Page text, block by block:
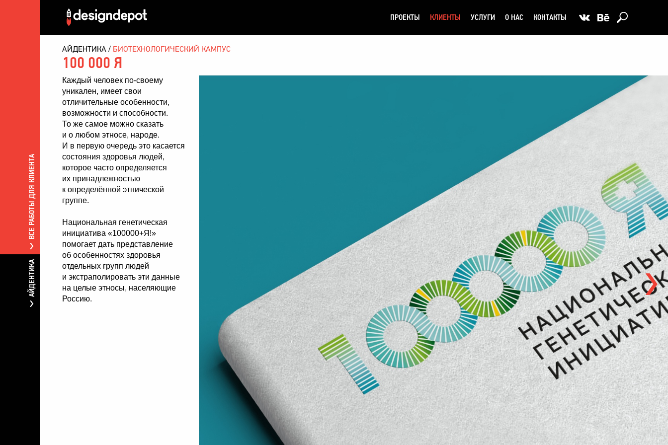
ПРОЕКТЫ КЛИЕНТЫ УСЛУГИ О НАС КОНТАКТЫ
ВСЕ РАБОТЫ ДЛЯ КЛИЕНТА
АЙДЕНТИКА
АЙДЕНТИКА БИОТЕХНОЛОГИЧЕСКИЙ КАМПУС
100 000 Я
Каждый человек по-своему
уникален, имеет свои
отличительные особенности,
возможности и способности.
То же самое можно сказать
и о любом этносе, народе.
И в первую очередь это касается
состояния здоровья людей,
которое часто определяется
их принадлежностью
к определённой этнической
группе.
Национальная генетическая
инициатива «100000+Я!»
помогает дать представление
об особенностях здоровья
отдельных групп людей
и экстраполировать эти данные
на целые этносы, населяющие
Россию.